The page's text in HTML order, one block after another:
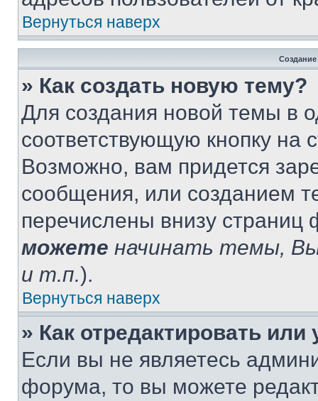
Вернуться наверх
» Как создать новую тему?
Для создания новой темы в
соответствующую кнопку
Возможно, вам придется
сообщения, или созданием
перечислены внизу
можете начинать темы,
и т.п.).
Вернуться наверх
» Как отредактировать
Если вы не являетесь
форума, то вы можете